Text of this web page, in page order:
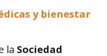
y bienestar
la Sociedad